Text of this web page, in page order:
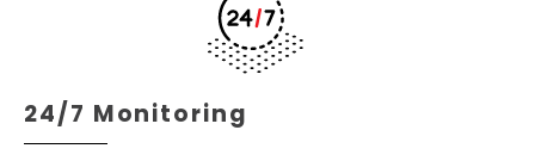
24/7 Monitoring